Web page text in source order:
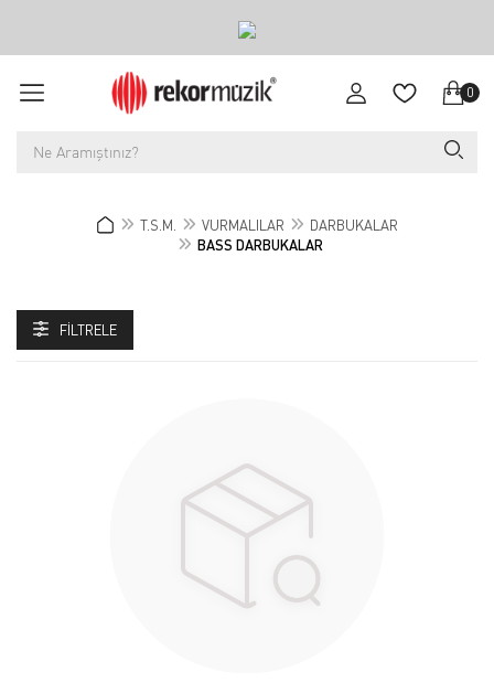
0
T.S.M. VURMALILAR
DARBUKALAR
BASS DARBUKALAR
FILTRELE